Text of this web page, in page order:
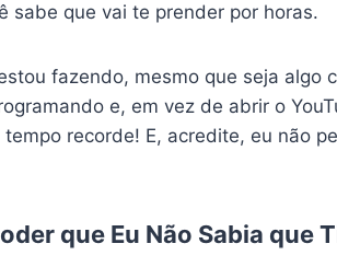
sabe que vai te prender por horas.
fazendo, mesmo que seja algo
e, em vez de abrir o
tempo recorde! E, acredite, eu não
que Eu Não Sabia que